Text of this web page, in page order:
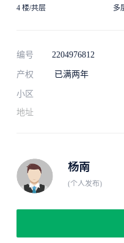
4 楼/共层 多
编号 2204976812
产权 已满两年
小区
地址
杨南
(个人发布)